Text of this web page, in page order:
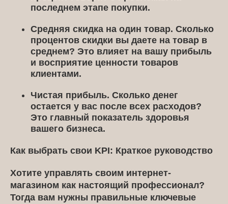
последнем этапе покупки.
Средняя скидка на один товар. Сколько
процентов скидки вы даете на товар в
среднем? Это влияет на вашу прибыль
и восприятие ценности товаров
клиентами.
Чистая прибыль. Сколько денег
остается у вас после всех расходов?
Это главный показатель здоровья
вашего бизнеса.
Как выбрать свои KPI: Краткое руководство
Хотите управлять своим интернет-
магазином как настоящий профессионал?
Тогда вам нужны правильные ключевые